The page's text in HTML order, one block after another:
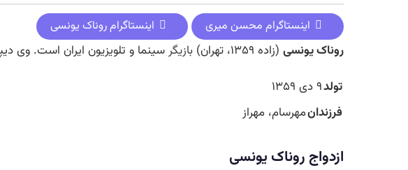
اینستاگرام محسن میری اینستاگرام روناک یونسی
روناک یونسی (زاده ۱۳۵۹، تهران) بازیگرسینما و تلویزیون ایران است. وی
تولد۹ دی ۱۳۵۹
فرزندانمهرسام، مهراز
ازدواجروناک یونسی